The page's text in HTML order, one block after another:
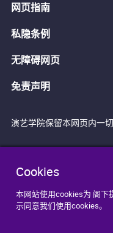
Cookies
本网站使用cookies为 阁下
示同意我们使用cookies。
网页指南
私隐条例
无障碍网页
免责声明
演艺学院保留本网页内一